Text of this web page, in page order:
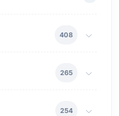
408
265
254